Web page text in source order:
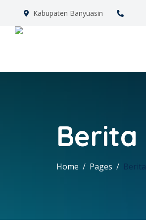
Kabupaten Banyuasin
Berita
Home Pages Berita